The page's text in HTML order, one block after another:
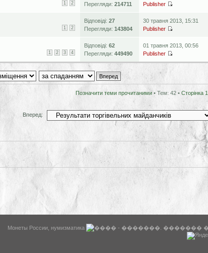
1 2
Перегляди: 214711
Publisher
1 2
Відповіді: 27
Перегляди: 143804
30 травня 2013, 15:31
Publisher
1 2 3 4
Відповіді: 62
Перегляди: 449490
01 травня 2013, 00:56
Publisher
Позначити теми прочитаними • Тем: 42 • Сторінка 1
Вперед:
Монеты России, нумизматика